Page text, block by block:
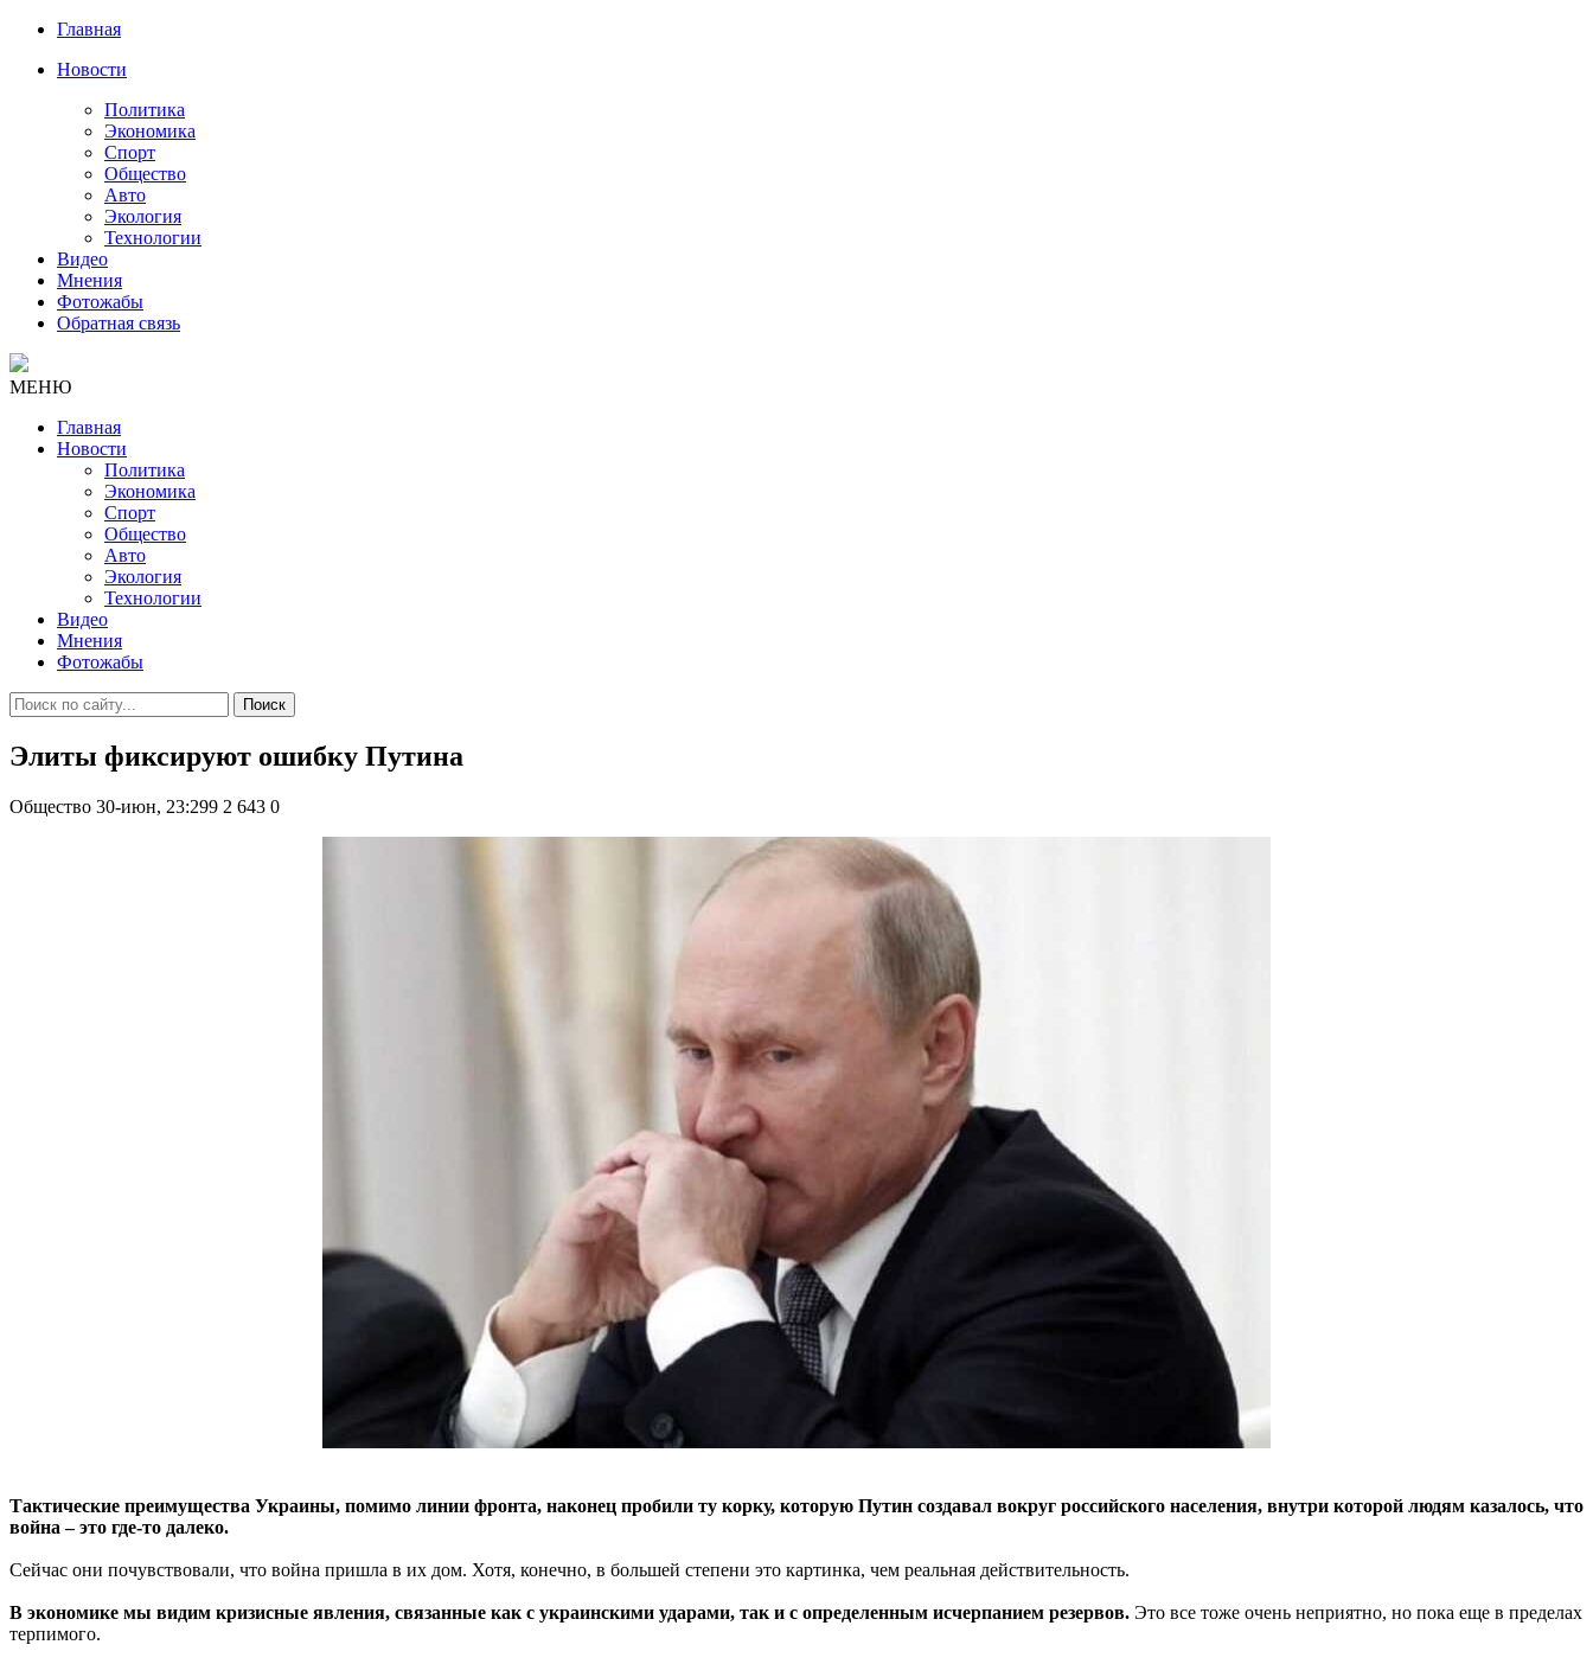
Главная
Новости
Политика
Экономика
Спорт
Общество
Авто
Экология
Технологии
Видео
Мнения
Фотожабы
Обратная связь
МЕНЮ
Главная
Новости
Политика
Экономика
Спорт
Общество
Авто
Экология
Технологии
Видео
Мнения
Фотожабы
Поиск
Элиты фиксируют ошибку Путина
Общество 30-июн, 23:299 2 643 0
Тактические преимущества Украины, помимо линии фронта, наконец пробили ту корку, которую Путин создавал вокруг российского населения, внутри которой людям казалось, что
война – это где-то далеко.
Сейчас они почувствовали, что война пришла в их дом. Хотя, конечно, в большей степени это картинка, чем реальная действительность.
В экономике мы видим кризисные явления, связанные как с украинскими ударами, так и с определенным исчерпанием резервов. Это все тоже очень неприятно, но пока еще в пределах
терпимого.